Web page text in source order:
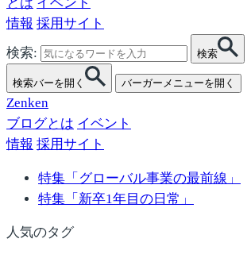
情報 採用サイト
検索:
検索
検索バーを開く バーガーメニューを開く
Zenken
ブログとは イベント
情報 採用サイト
特集「グローバル事業の最前線」
特集「新卒1年目の日常」
人気のタグ